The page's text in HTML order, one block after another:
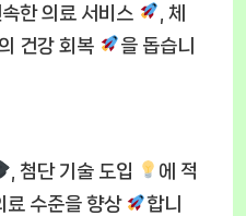
속한 의료 서비스
, 체
건강 회복
을 돕습니
, 첨단 기술 도입
에 적
료 수준을 향상
합니